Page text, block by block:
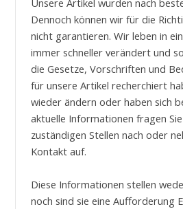
Unsere Artikel wurden nach
Dennoch können wir für die
nicht garantieren. Wir leben in
immer schneller verändert und
die Gesetze, Vorschriften und
für unsere Artikel recherchiert
wieder ändern oder haben sich
aktuelle Informationen fragen
zuständigen Stellen nach oder
Kontakt auf.
Diese Informationen stellen
noch sind sie eine Aufforderung